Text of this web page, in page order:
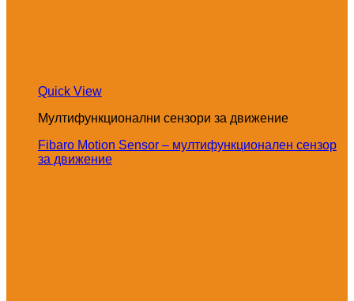
Quick View
Мултифункционални сензори за движение
Fibaro Motion Sensor – мултифункционален сензор
за движение